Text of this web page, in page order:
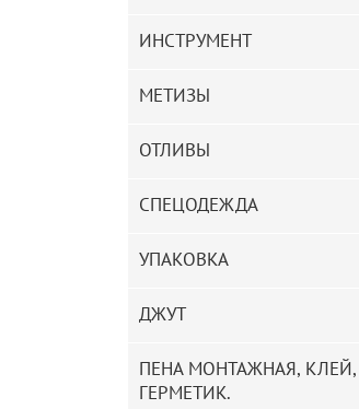
ИНСТРУМЕНТ
МЕТИЗЫ
ОТЛИВЫ
СПЕЦОДЕЖДА
УПАКОВКА
ДЖУТ
ПЕНА МОНТАЖНАЯ, КЛЕЙ,
ГЕРМЕТИК.